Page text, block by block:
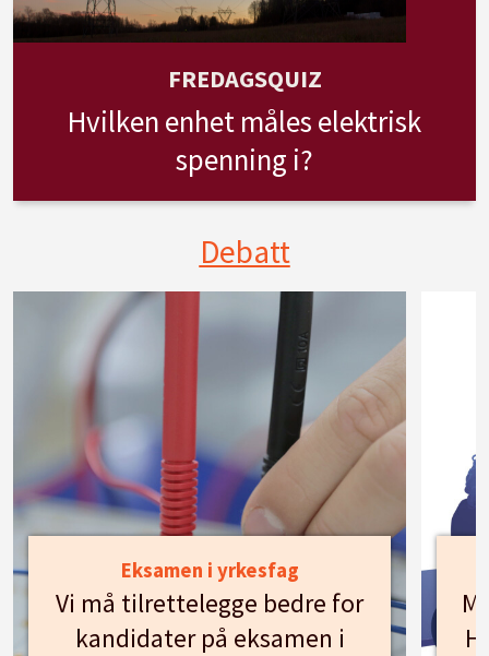
FREDAGSQUIZ
Hvilken enhet måles elektrisk
spenning i?
Debatt
Eksamen i yrkesfag
Vi må tilrettelegge bedre for
kandidater på eksamen i